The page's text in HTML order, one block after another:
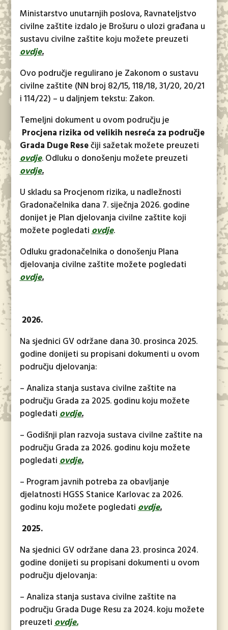
Ministarstvo unutarnjih poslova, Ravnateljstvo
civilne zaštite izdalo je Brošuru o ulozi građana u
sustavu civilne zaštite koju možete preuzeti
ovdje.
Ovo područje regulirano je Zakonom o sustavu
civilne zaštite (NN broj 82/15, 118/18, 31/20, 20/21
i 114/22) – u daljnjem tekstu: Zakon.
Temeljni dokument u ovom području je
Procjena rizika od velikih nesreća za područje
Grada Duge Resečiji sažetak možete preuzeti
ovdje. Odluku o donošenju možete preuzeti
ovdje.
U skladu sa Procjenom rizika, u nadležnosti
Gradonačelnika dana 7. siječnja 2026. godine
donijet je Plan djelovanja civilne zaštite koji
možete pogledatiovdje.
Odluku gradonačelnika o donošenju Plana
djelovanja civilne zaštite možete pogledati
ovdje.
2026.
Na sjednici GV održane dana 30. prosinca 2025.
godine donijeti su propisani dokumenti u ovom
području djelovanja:
– Analiza stanja sustava civilne zaštite na
području Grada za 2025. godinu koju možete
pogledatiovdje.
– Godišnji plan razvoja sustava civilne zaštite na
području Grada za 2026. godinu koju možete
pogledatiovdje.
– Program javnih potreba za obavljanje
djelatnosti HGSS Stanice Karlovac za 2026.
godinu koju možete pogledatiovdje.
2025.
Na sjednici GV održane dana 23. prosinca 2024.
godine donijeti su propisani dokumenti u ovom
području djelovanja:
– Analiza stanja sustava civilne zaštite na
području Grada Duge Resu za 2024. koju možete
preuzetiovdje.